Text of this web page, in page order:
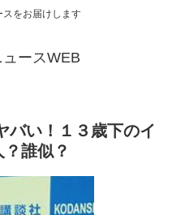
をお届けします
ースWEB
バい！１３歳下のイ
誰似？